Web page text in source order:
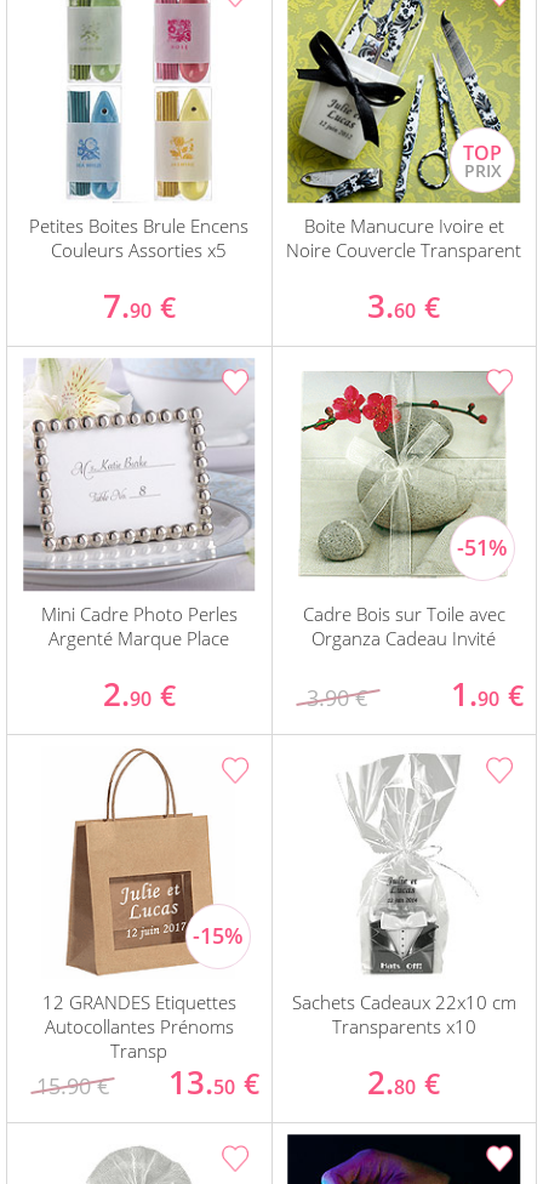
Petites Boites Brule Encens
Couleurs Assorties x5
7.90 €
Boite Manucure Ivoire et
Noire Couvercle Transparent
3.60 €
Mini Cadre Photo Perles
Argenté Marque Place
2.90 €
Cadre Bois sur Toile avec
Organza Cadeau Invité
3.90 € 1.90 €
12 GRANDES Etiquettes
Autocollantes Prénoms
Transp
15.90 € 13.50 €
Sachets Cadeaux 22x10 cm
Transparents x10
2.80 €